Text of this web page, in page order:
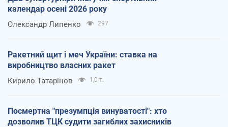
календар осені 2026 року
Олександр Липенко 297
Ракетний щит і меч України: ставка на
виробництво власних ракет
Кирило Татарінов 1,0 т.
Посмертна "презумпція винуватості": хто
дозволив ТЦК судити загиблих захисників